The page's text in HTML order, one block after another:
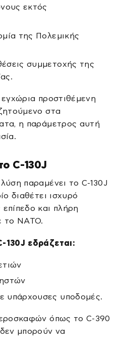
εκτός
της Πολεμικής
συμμετοχής της
προστιθέμενη
στα
η παράμετρος αυτή
C-130J
παραμένει το C-130J
διαθέτει ισχυρό
και πλήρη
το ΝΑΤΟ.
130J εδράζεται:
υπάρχουσες υποδομές.
όπως το C-390
μπορούν να